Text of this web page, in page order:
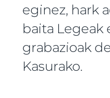
eginez, hark
baita Legeak
grabazioak
Kasurako.